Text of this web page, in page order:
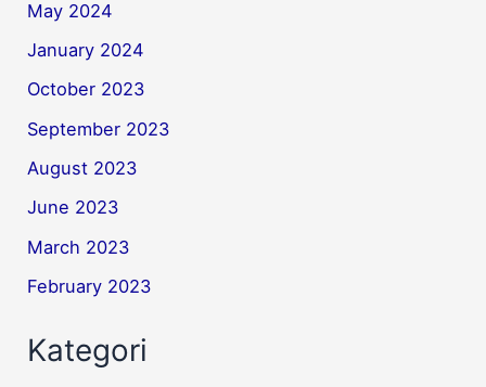
May 2024
January 2024
October 2023
September 2023
August 2023
June 2023
March 2023
February 2023
Kategori